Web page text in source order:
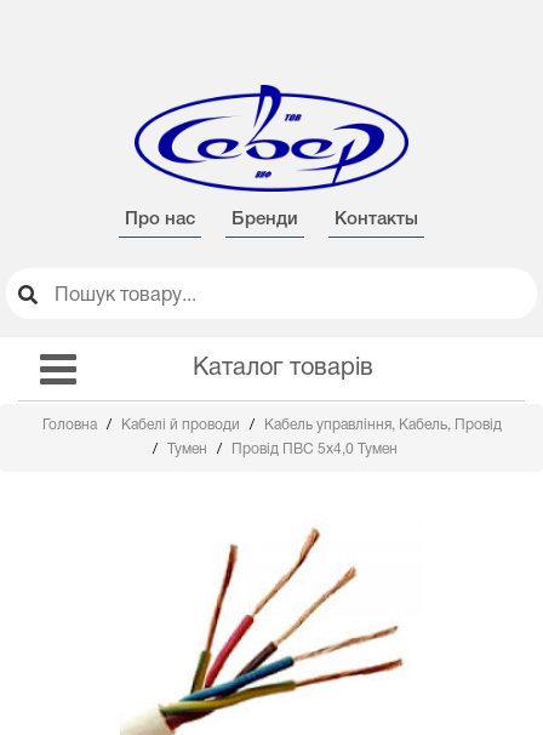
Про нас Бренди Контакты
Каталог товарів
Головна Кабелі й проводи
Кабель управління, Кабель, Провід
Тумен
Провід ПВС 5х4,0 Тумен